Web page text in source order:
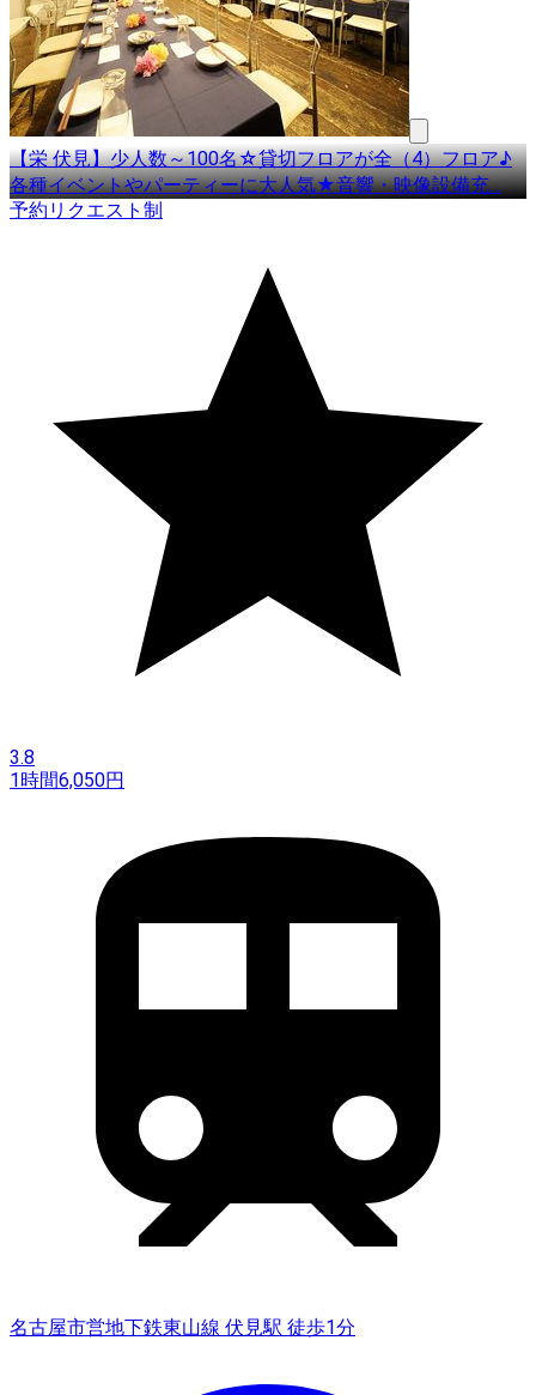
【栄 伏見】少人数～100名☆貸切フロアが全（4）フロア♪
各種イベントやパーティーに大人気★音響・映像設備充…
予約リクエスト制
3.8
1時間6,050円
名古屋市営地下鉄東山線 伏見駅 徒歩1分